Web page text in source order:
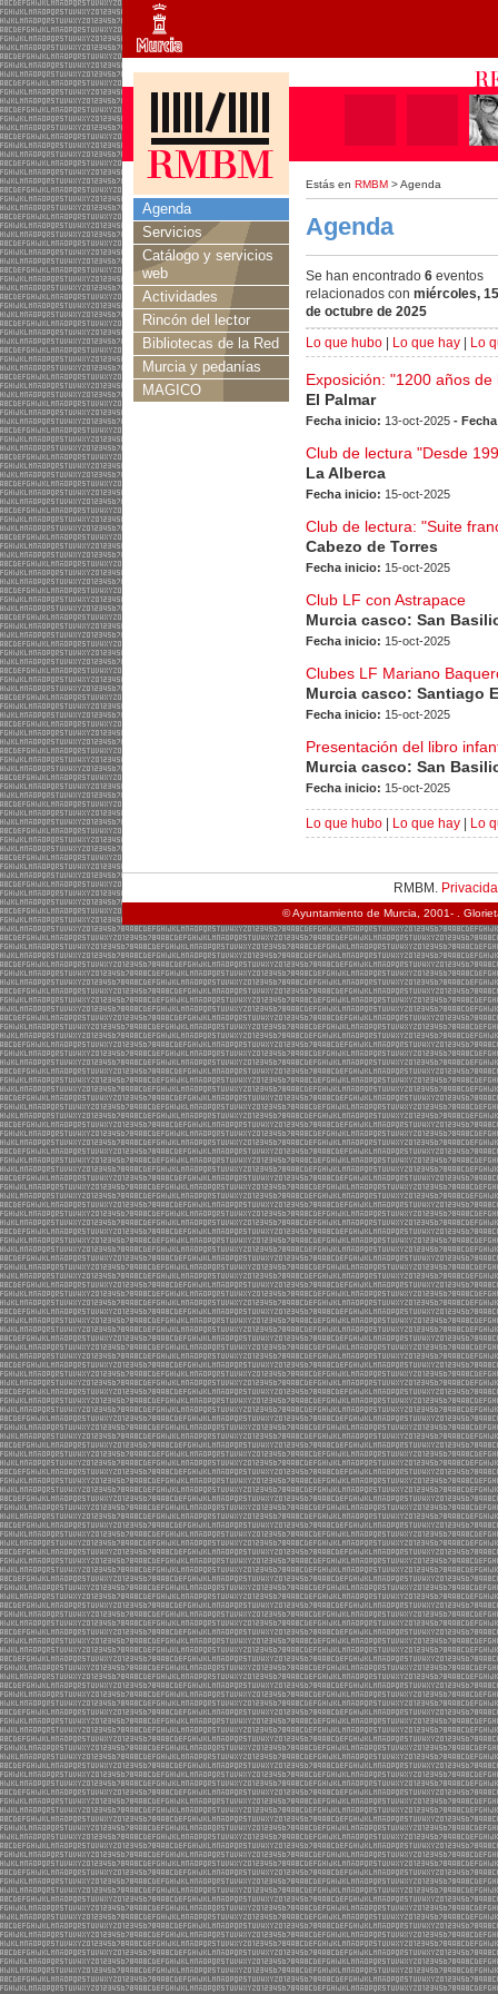
Estás en RMBM > Agenda
Agenda
Servicios
Catálogo y servicios
web
Actividades
Rincón del lector
Bibliotecas de la Red
Murcia y pedanías
MAGICO
Agenda
Se han encontrado 6 eventos
relacionados con miércoles, 15
de octubre de 2025
Lo que hubo
Lo que hay Lo
Exposición: "1200 años
El Palmar
Fecha inicio: 13-oct-2025 -
Club de lectura "Desde
La Alberca
Fecha inicio: 15-oct-2025
Club de lectura: "Suite
Cabezo de Torres
Fecha inicio: 15-oct-2025
Club LF con Astrapace
Murcia casco: San
Fecha inicio: 15-oct-2025
Clubes LF Mariano
Murcia casco: Santiago
Fecha inicio: 15-oct-2025
Presentación del libro
Murcia casco: San
Fecha inicio: 15-oct-2025
Lo que hubo Lo que hay Lo
RMBM.
© Ayuntamiento de Murcia, 2001- .